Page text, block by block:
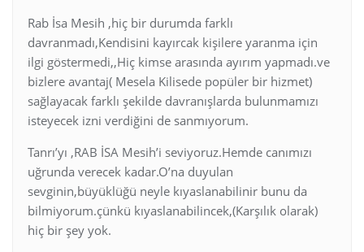
Rab İsa Mesih ,hiç bir durumda farklı
davranmadı,Kendisini kayırcak kişilere yaranma için
ilgi göstermedi,,Hiç kimse arasında ayırım yapmadı.ve
bizlere avantaj( Mesela Kilisede popüler bir hizmet)
sağlayacak farklı şekilde davranışlarda bulunmamızı
isteyecek izni verdiğini de sanmıyorum.
Tanrı’yı ,RAB İSA Mesih’i seviyoruz.Hemde canımızı
uğrunda verecek kadar.O’na duyulan
sevginin,büyüklüğü neyle kıyaslanabilinir bunu da
bilmiyorum.çünkü kıyaslanabilincek,(Karşılık olarak)
hiç bir şey yok.